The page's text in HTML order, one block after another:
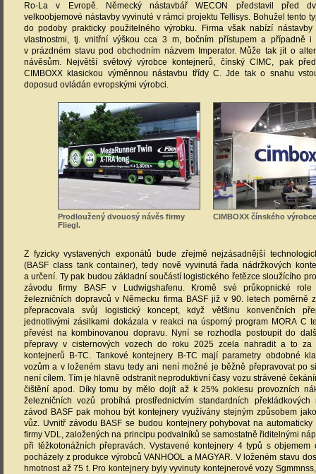
Ro-La v Evropě. Německý nástavbář WECON představil před
velkoobjemové nástavby vyvinuté v rámci projektu Tellisys. Bohužel tento
do podoby prakticky použitelného výrobku. Firma však nabízí
vlastnostmi, tj. vnitřní výškou cca 3 m, bočním přístupem a případně i
v prázdném stavu pod obchodním názvem Imperator. Může tak jít o
návěsům. Největší světový výrobce kontejnerů, čínský CIMC, pak
CIMBOXX klasickou výměnnou nástavbu třídy C. Jde tak o snahu
doposud ovládán evropskými výrobci.
Prodloužený dvouosý návěs firmy
Fliegl.
CIMBOXX čínského
Z fyzicky vystavených exponátů bude zřejmě nejzásadnější
(BASF class tank container), tedy nově vyvinutá řada nádržkových
a určení. Ty pak budou základní součástí logistického řetězce sloužícího
závodu firmy BASF v Ludwigshafenu. Kromě své průkopnické
železničních dopravců v Německu firma BASF již v 90. letech poměrně
přepracovala svůj logistický koncept, když většinu konvenčních
jednotlivými zásilkami dokázala v reakci na úsporný program MORA C
převést na kombinovanou dopravu. Nyní se rozhodla postoupit do
přepravy v cisternových vozech do roku 2025 zcela nahradit a to
kontejnerů B-TC. Tankové kontejnery B-TC mají parametry obdobné
vozům a v loženém stavu tedy ani není možné je běžně přepravovat po
není cílem. Tím je hlavně odstranit neproduktivní časy vozu strávené
čištění apod. Díky tomu by mělo dojít až k 25% poklesu provozních
železničních vozů probíhá prostřednictvím standardních překládkových
závod BASF pak mohou být kontejnery využívány stejným způsobem
vůz. Uvnitř závodu BASF se budou kontejnery pohybovat na
firmy VDL, založených na principu podvalníků se samostatně řiditelnými
při těžkotonážních přepravách. Vystavené kontejnery 4 typů s
pocházely z produkce výrobců VANHOOL a MAGYAR. V loženém stavu
hmotnost až 75 t. Pro kontejnery byly vyvinuty kontejnerové vozy